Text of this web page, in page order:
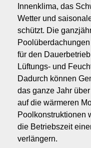
Innenklima, das
Wetter und
schützt. Die
für den
Lüftungs- und
Dadurch können
das ganze Jahr
auf die wärmeren
Poolkonstruktionen
die Betriebszeit
verlängern.